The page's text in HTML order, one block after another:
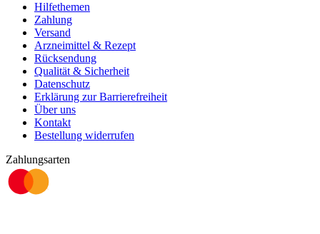
Hilfethemen
Zahlung
Versand
Arzneimittel & Rezept
Rücksendung
Qualität & Sicherheit
Datenschutz
Erklärung zur Barrierefreiheit
Über uns
Kontakt
Bestellung widerrufen
Zahlungsarten